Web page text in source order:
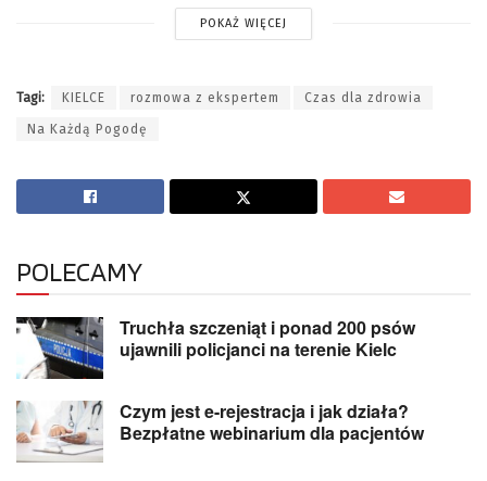
POKAŻ WIĘCEJ
Tagi: KIELCE rozmowa z ekspertem Czas dla zdrowia
Na Każdą Pogodę
POLECAMY
Truchła szczeniąt i ponad 200 psów
ujawnili policjanci na terenie Kielc
Czym jest e-rejestracja i jak działa?
Bezpłatne webinarium dla pacjentów